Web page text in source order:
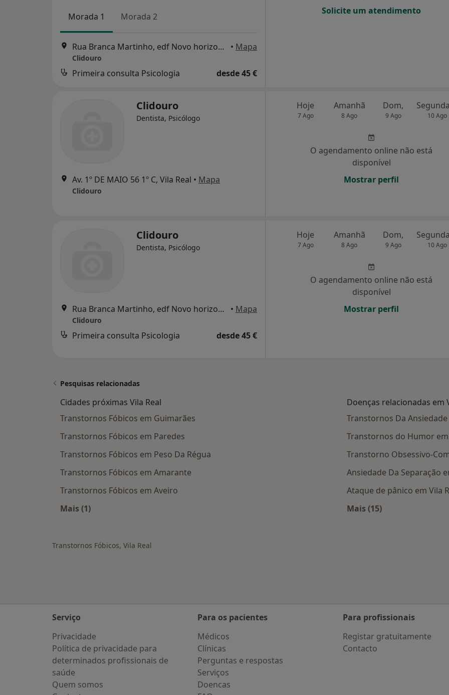
Morada 1 Morada 2
Rua Branca Martinho, edf Novo horizonte 1º, Peso Da Régua • Mapa
Clidouro
Primeira consulta Psicologia desde 45 €
Solicite um atendimento
Clidouro
Dentista, Psicólogo
Av. 1º DE MAIO 56 1º C, Vila Real • Mapa
Clidouro
Hoje
7 Ago
Amanhã
8 Ago
Dom,
9 Ago 10 Ago
O agendamento online não está
disponível
Mostrar perfil
Clidouro
Dentista, Psicólogo
Rua Branca Martinho, edf Novo horizonte 1º, Peso Da Régua • Mapa
Clidouro
Primeira consulta Psicologia desde 45 €
Hoje
7 Ago
Amanhã
8 Ago
Dom,
9 Ago 10 Ago
O agendamento online não está
disponível
Mostrar perfil
Pesquisas relacionadas
Cidades próximas Vila Real
Transtornos Fóbicos em Guimarães
Transtornos Fóbicos em Paredes
Transtornos Fóbicos em Peso Da Régua
Transtornos Fóbicos em Amarante
Transtornos Fóbicos em Aveiro
Mais (1)
Doenças relacionadas em
Transtornos Da Ansiedade
Transtornos do Humor em
Transtorno Obsessivo-
Ansiedade Da Separação
Ataque de pânico em Vila
Mais (15)
Transtornos Fóbicos, Vila Real
Serviço
Privacidade
Política de privacidade para
determinados profissionais de
saúde
Quem somos
Para os pacientes
Médicos
Clínicas
Perguntas e respostas
Serviços
Doencas
Para profissionais
Registar gratuitamente
Contacto